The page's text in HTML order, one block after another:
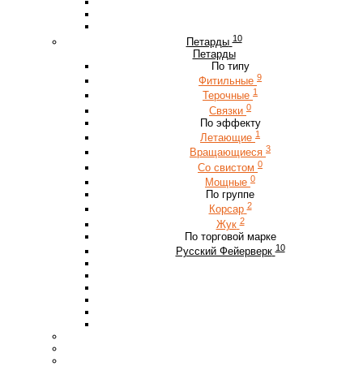
Петарды 10
Петарды
По типу
Фитильные 9
Терочные 1
Связки 0
По эффекту
Летающие 1
Вращающиеся 3
Со свистом 0
Мощные 0
По группе
Корсар 2
Жук 2
По торговой марке
Русский Фейерверк 10